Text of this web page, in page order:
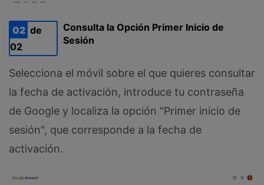
02 de
02
Consulta la Opción Primer Inicio de
Sesión
Selecciona el móvil sobre el que quieres consultar
la fecha de activación, introduce tu contraseña
de Google y localiza la opción "Primer inicio de
sesión", que corresponde a la fecha de
activación.